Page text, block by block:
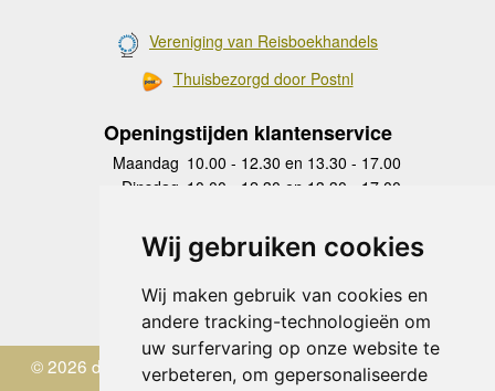
Wij gebruiken cookies
Wij maken gebruik van cookies en
andere tracking-technologieën om
uw surfervaring op onze website te
verbeteren, om gepersonaliseerde
Vereniging van Reisboekhandels
Thuisbezorgd door Postnl
Openingstijden klantenservice
Maandag 10.00 - 12.30 en 13.30 - 17.00
Dinsdag 10.00 - 12.30 en 13.30 - 17.00
Donderdag
10.00 - 12.30 en 13.30 - 17.00
Vrijdag 10.00 - 12.30 en 13.30 - 17.00
Zaterdag
gesloten
Zondag gesloten
© 2026 de Zwerver